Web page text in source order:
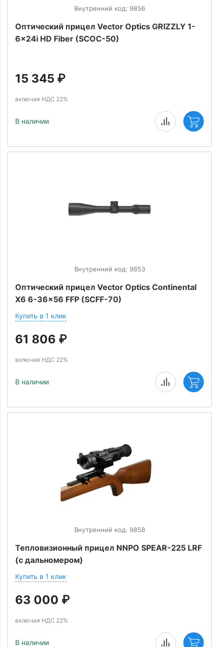
Внутренний код: 9856
Оптический прицел Vector Optics GRIZZLY 1-
6x24i HD Fiber (SCOC-50)
15 345 ₽
включая НДС 22%
В наличии
Внутренний код: 9853
Оптический прицел Vector Optics Continental
X6 6-36x56 FFP (SCFF-70)
Купить в 1 клик
61 806 ₽
включая НДС 22%
В наличии
Внутренний код: 9858
Тепловизионный прицел NNPO SPEAR-225 LRF
(с дальномером)
Купить в 1 клик
63 000 ₽
включая НДС 22%
В наличии